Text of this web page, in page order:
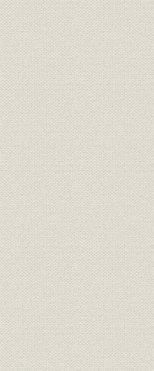
事業所
経営者;役員
経営者
投資
事業所
事業所
事業所